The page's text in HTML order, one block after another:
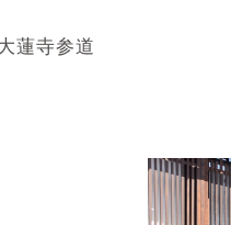
蓮寺参道